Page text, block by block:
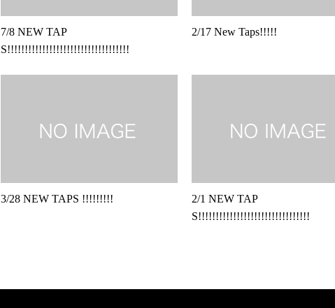
7/8 NEW TAP
S!!!!!!!!!!!!!!!!!!!!!!!!!!!!!!!!!!!
2/17 New Taps!!!!!
3/28 NEW TAPS !!!!!!!!!
2/1 NEW TAP
S!!!!!!!!!!!!!!!!!!!!!!!!!!!!!!!!